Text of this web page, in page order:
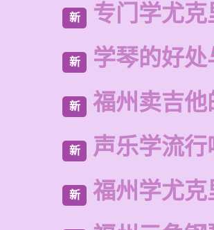
新 专门学尤
新 学琴的好处
新 福州卖吉
新 声乐学流
新 福州学尤